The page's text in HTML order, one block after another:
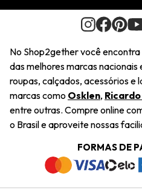
Journal
Saiu na Mídia
Sustentabilidade
Navegando
Termos e Condições
Trabalhe Conosco
Regulamento e Promoções
Pedido de Presente
Wishlist
Condições Gerais
Troca Fácil
Restituição de Pagamento
Dúvidas Frequentes
Termos e Condições
Política de Privacidade
No Shop2gether você
das melhores marcas
roupas, calçados, acessórios e
marcas como Osklen,
entre outras. Compre online
o Brasil e aproveite nossas
FORMAS DE